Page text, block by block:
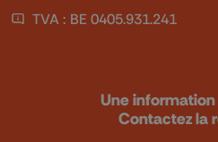
TVA : BE 0405.931.241
Une
Contactez la